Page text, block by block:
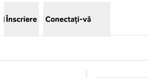
Înscriere Conectați-vă